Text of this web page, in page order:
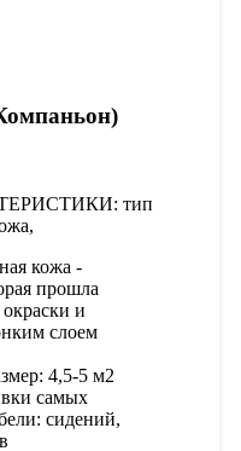
тип
кожа -
прошла
и
слоем
4,5-5 м2
самых
сидений,